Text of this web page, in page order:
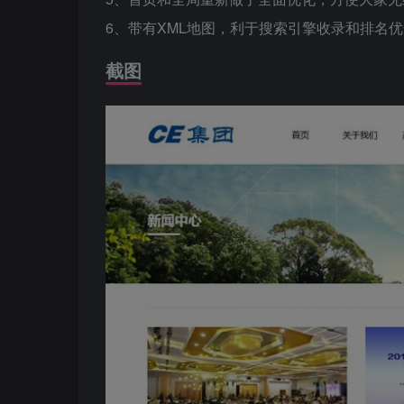
6、带有XML地图，利于搜索引擎收录和排名
截图